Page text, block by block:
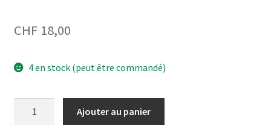
CHF18,00
4 en stock (peut être commandé)
Ajouter au panier